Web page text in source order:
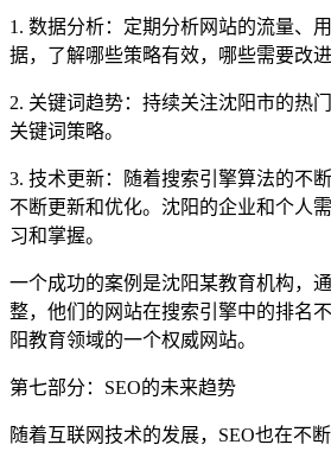
1. 数据分析：定期分析网站的流量、
据，了解哪些策略有效，哪些需要改进
2. 关键词趋势：持续关注沈阳市的热
关键词策略。
3. 技术更新：随着搜索引擎算法的不
不断更新和优化。沈阳的企业和个人
习和掌握。
一个成功的案例是沈阳某教育机构，
整，他们的网站在搜索引擎中的排名
阳教育领域的一个权威网站。
第七部分：SEO的未来趋势
随着互联网技术的发展，SEO也在不